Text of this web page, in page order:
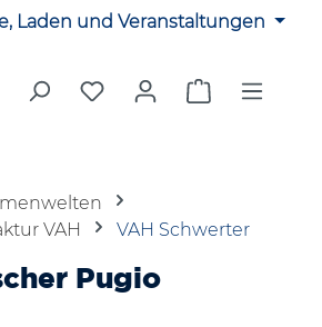
Laden und Veranstaltungen
Du hast 0 Produkte auf
Warenkorb
VAH
VAH Schwerter
Pugio